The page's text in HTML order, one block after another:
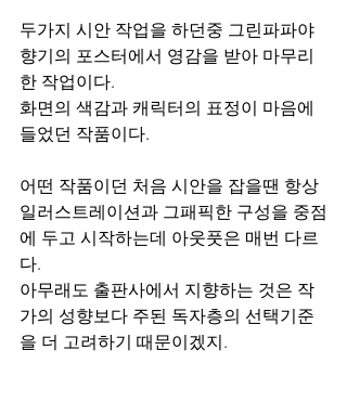
두가지 시안 작업을 하던중 그린파파야
향기의 포스터에서 영감을 받아 마무리
한 작업이다.
화면의 색감과 캐릭터의 표정이 마음에
들었던 작품이다.
어떤 작품이던 처음 시안을 잡을땐 항상
일러스트레이션과 그패픽한 구성을 중점
에 두고 시작하는데 아웃풋은 매번 다르
다.
아무래도 출판사에서 지향하는 것은 작
가의 성향보다 주된 독자층의 선택기준
을 더 고려하기 때문이겠지.